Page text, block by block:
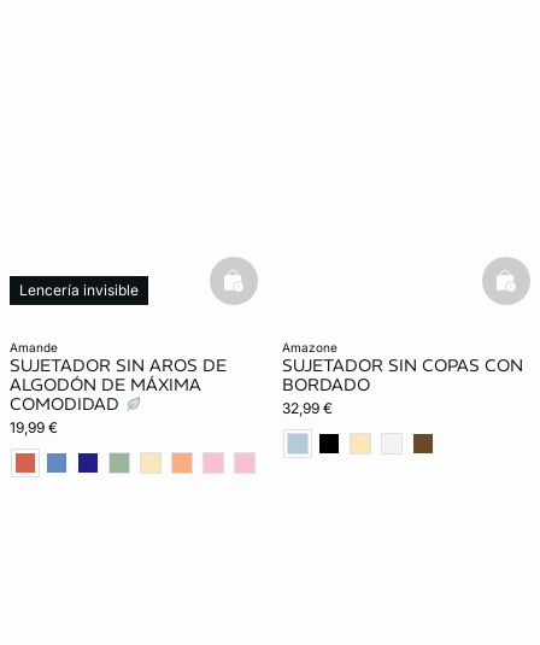
amande
SUJETADOR SIN AROS DE
ALGODÓN DE MÁXIMA
COMODIDAD
19,99 €
Lencería invisible basketfull
amazone
SUJETADOR SIN COPAS CON
BORDADO
32,99 €